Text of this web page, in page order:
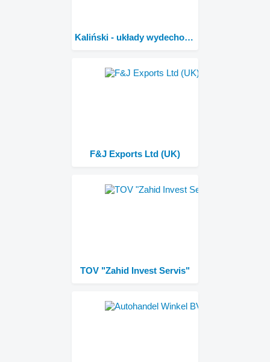
Kaliński - układy wydechowe
F&J Exports Ltd (UK)
TOV "Zahid Invest Servis"